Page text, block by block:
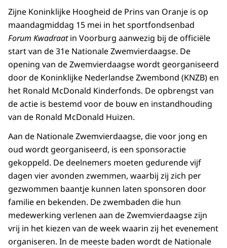
Zijne Koninklijke Hoogheid de Prins van Oranje is op
maandagmiddag 15 mei in het sportfondsenbad
Forum Kwadraatin Voorburg aanwezig bij de officiële
start van de 31e Nationale Zwemvierdaagse. De
opening van de Zwemvierdaagse wordt georganiseerd
door de Koninklijke Nederlandse Zwembond (KNZB) en
het Ronald McDonald Kinderfonds. De opbrengst van
de actie is bestemd voor de bouw en instandhouding
van de Ronald McDonald Huizen.
Aan de Nationale Zwemvierdaagse, die voor jong en
oud wordt georganiseerd, is een sponsoractie
gekoppeld. De deelnemers moeten gedurende vijf
dagen vier avonden zwemmen, waarbij zij zich per
gezwommen baantje kunnen laten sponsoren door
familie en bekenden. De zwembaden die hun
medewerking verlenen aan de Zwemvierdaagse zijn
vrij in het kiezen van de week waarin zij het evenement
organiseren. In de meeste baden wordt de Nationale